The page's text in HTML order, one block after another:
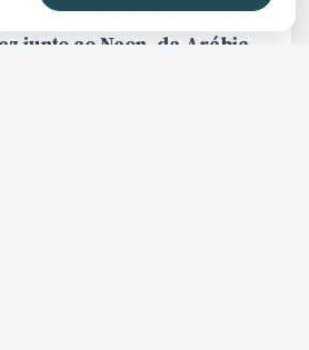
junto ao Neon, da Arábia